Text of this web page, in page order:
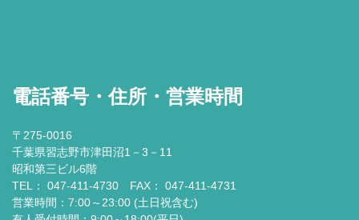
電話番号・住所・営業時間
〒275-0016
千葉県習志野市津田沼1－3－11
昭和第三ビル6階
TEL： 047-411-4730 FAX： 047-411-4731
営業時間：7:00～23:00 (土日祝含む)